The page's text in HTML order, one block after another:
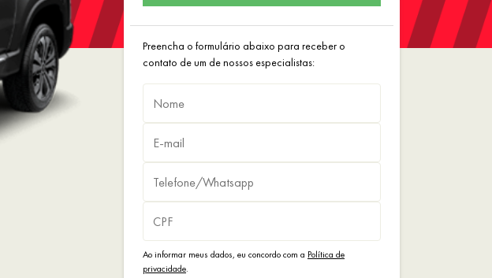
Preencha o formulário abaixo para receber o
contato de um de nossos especialistas:
Ao informar meus dados, eu concordo com a Política de
privacidade.